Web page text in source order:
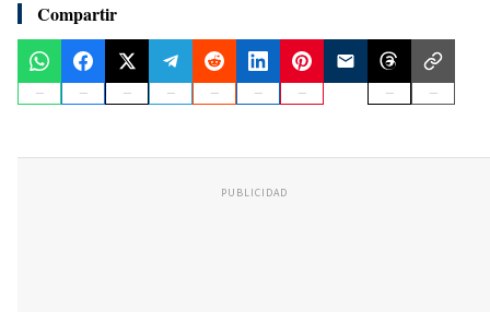
Compartir
PUBLICIDAD